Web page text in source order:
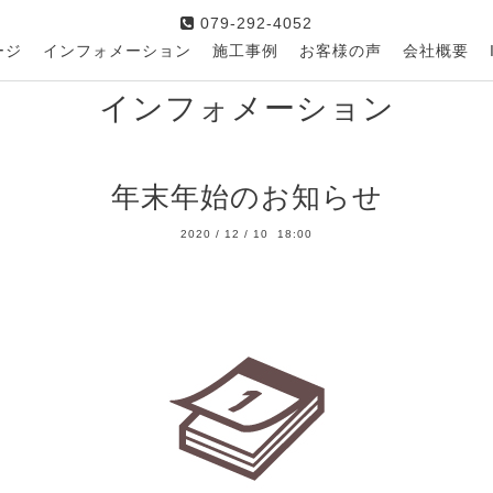
079-292-4052
ジ
インフォメーション 施工事例 お客様の声 会社概要
インフォメーション
年末年始のお知らせ
2020 / 12 / 10 18:00